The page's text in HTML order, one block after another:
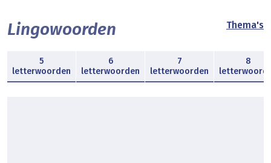
Lingowoorden Thema's
5
letterwoorden
6
letterwoorden
7
letterwoorden
8